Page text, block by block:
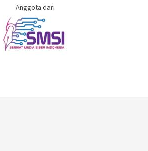
Anggota dari